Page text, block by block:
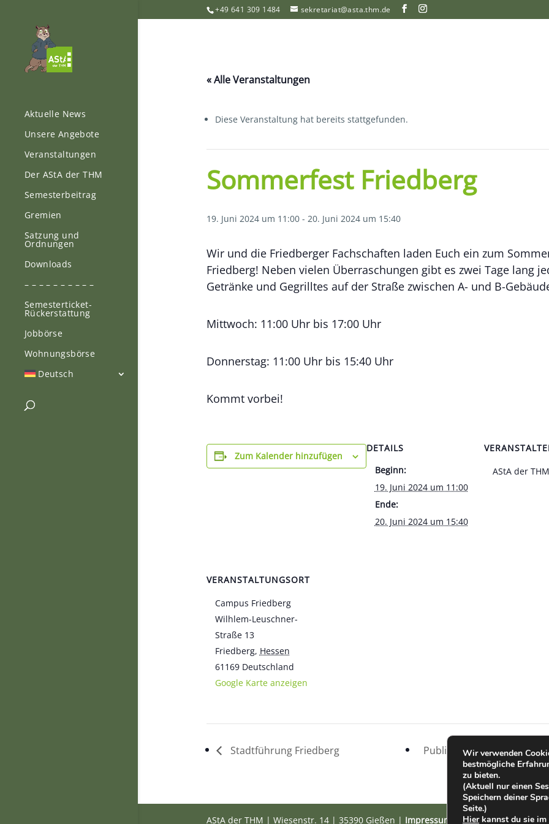
+49 641 309 1484 sekretariat@asta.thm.de
Aktuelle News
Unsere Angebote
Veranstaltungen
Der AStA der THM
Semesterbeitrag
Gremien
Satzung und
Ordnungen
Downloads
– – – – – – – – – –
Semesterticket-
Rückerstattung
Jobbörse
Wohnungsbörse
Deutsch
« Alle Veranstaltungen
Diese Veranstaltung hat bereits stattgefunden.
Sommerfest Friedberg
19. Juni 2024 um 11:00- 20. Juni 2024 um 15:40
Wir und die Friedberger Fachschaften laden Euch ein zum
Friedberg! Neben vielen Überraschungen gibt es zwei Tage lang
Getränke und Gegrilltes auf der Straße zwischen A- und B-
Mittwoch: 11:00 Uhr bis 17:00 Uhr
Donnerstag: 11:00 Uhr bis 15:40 Uhr
Kommt vorbei!
Zum Kalender hinzufügen
DETAILS
Beginn:
19. Juni 2024 um 11:00
Ende:
20. Juni 2024 um 15:40
AStA der THM
VERANSTALTUNGSORT
Campus Friedberg
Wilhlem-Leuschner-
Straße 13
Friedberg, Hessen
61169 Deutschland
Google Karte anzeigen
Stadtführung Friedberg Public-Viewing
AStA der THM | Wiesenstr. 14 | 35390 Gießen | Impressum Datenschutz
Wir verwenden
bestmögliche
zu bieten.
(Aktuell nur einen
Speichern deiner
Seite.)
Hierkannst du sie im